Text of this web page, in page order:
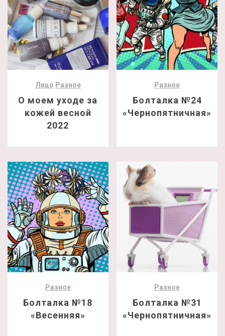
Лицо Разное
О моем уходе за
кожей весной
2022
Разное
Болталка №24
«Чернопятничная»
Разное
Болталка №18
«Весенняя»
Разное
Болталка №31
«Чернопятничная»